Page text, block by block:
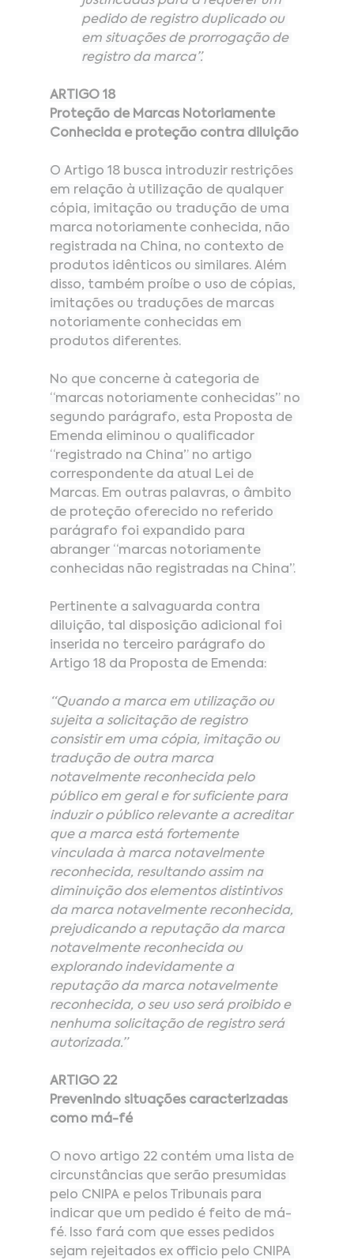
pedido de registro duplicado ou
em situações de prorrogação de
registro da marca”.
ARTIGO 18
Proteção de Marcas Notoriamente
Conhecida e proteção contra diluição
O Artigo 18 busca introduzir restrições
em relação à utilização de qualquer
cópia, imitação ou tradução de uma
marca notoriamente conhecida, não
registrada na China, no contexto de
produtos idênticos ou similares. Além
disso, também proíbe o uso de cópias,
imitações ou traduções de marcas
notoriamente conhecidas em
produtos diferentes.
No que concerne à categoria de
“marcas notoriamente conhecidas” no
segundo parágrafo, esta Proposta de
Emenda eliminou o qualificador
“registrado na China” no artigo
correspondente da atual Lei de
Marcas. Em outras palavras, o âmbito
de proteção oferecido no referido
parágrafo foi expandido para
abranger “marcas notoriamente
conhecidas não registradas na China”.
Pertinente a salvaguarda contra
diluição, tal disposição adicional foi
inserida no terceiro parágrafo do
Artigo 18 da Proposta de Emenda:
“Quando a marca em utilização ou
sujeita a solicitação de registro
consistir em uma cópia, imitação ou
tradução de outra marca
notavelmente reconhecida pelo
público em geral e for suficiente para
induzir o público relevante a acreditar
que a marca está fortemente
vinculada à marca notavelmente
reconhecida, resultando assim na
diminuição dos elementos distintivos
da marca notavelmente reconhecida,
prejudicando a reputação da marca
notavelmente reconhecida ou
explorando indevidamente a
reputação da marca notavelmente
reconhecida, o seu uso será proibido e
nenhuma solicitação de registro será
autorizada.”
ARTIGO 22
Prevenindo situações caracterizadas
como má-fé
O novo artigo 22 contém uma lista de
circunstâncias que serão presumidas
pelo CNIPA e pelos Tribunais para
indicar que um pedido é feito de má-
fé. Isso fará com que esses pedidos
sejam rejeitados ex officio pelo CNIPA